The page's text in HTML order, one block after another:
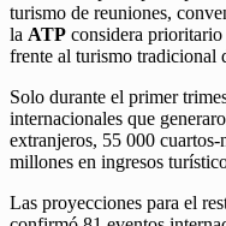
turismo de reuniones,
la ATP considera
frente al turismo tradicional
Solo durante el primer
internacionales que
extranjeros, 55 000
millones en ingresos
Las proyecciones para el